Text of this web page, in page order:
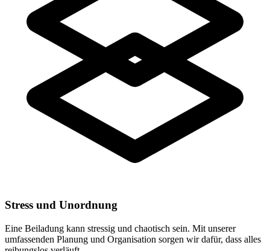
Stress und Unordnung
Eine Beiladung kann stressig und chaotisch sein. Mit unserer
umfassenden Planung und Organisation sorgen wir dafür, dass alles